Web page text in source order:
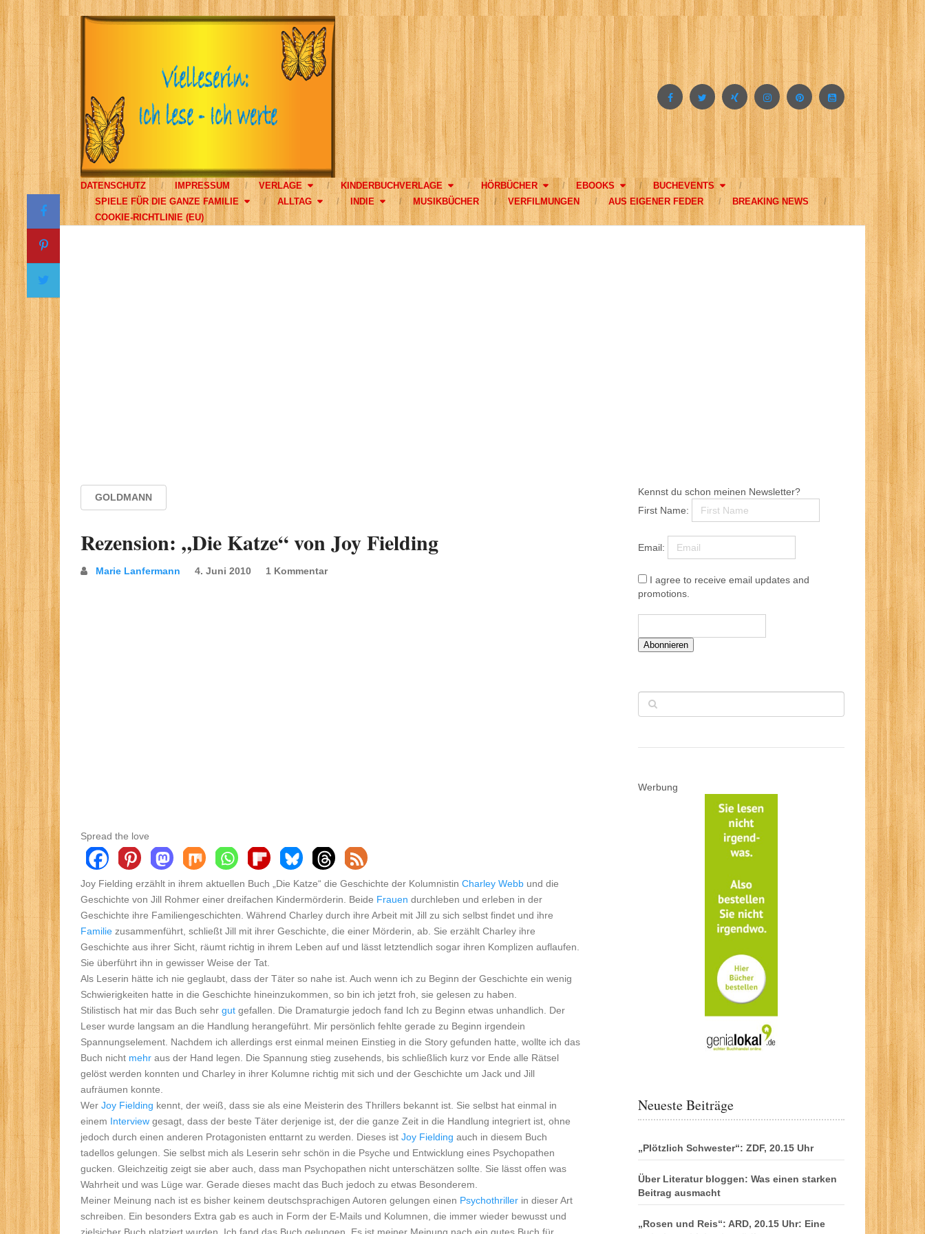
DATENSCHUTZ IMPRESSUM VERLAGE KINDERBUCHVERLAGE HÖRBÜCHER EBOOKS
BUCHEVENTS
SPIELE FÜR DIE GANZE FAMILIE
ALLTAG INDIE MUSIKBÜCHER VERFILMUNGEN AUS EIGENER FEDER
BREAKING NEWS
COOKIE-RICHTLINIE (EU)
GOLDMANN
Rezension: „Die Katze“ von Joy Fielding
Marie Lanfermann 4. Juni 2010 1 Kommentar
Spread the love
Joy Fielding erzählt in ihrem aktuellen Buch „Die Katze“ die Geschichte der Kolumnistin Charley Webb und die
Geschichte von Jill Rohmer einer dreifachen Kindermörderin. Beide Frauen durchleben und erleben in der
Geschichte ihre Familiengeschichten. Während Charley durch ihre Arbeit mit Jill zu sich selbst findet und ihre
Familie zusammenführt, schließt Jill mit ihrer Geschichte, die einer Mörderin, ab. Sie erzählt Charley ihre
Geschichte aus ihrer Sicht, räumt richtig in ihrem Leben auf und lässt letztendlich sogar ihren Komplizen auflaufen.
Sie überführt ihn in gewisser Weise der Tat.
Als Leserin hätte ich nie geglaubt, dass der Täter so nahe ist. Auch wenn ich zu Beginn der Geschichte ein wenig
Schwierigkeiten hatte in die Geschichte hineinzukommen, so bin ich jetzt froh, sie gelesen zu haben.
Stilistisch hat mir das Buch sehr gut gefallen. Die Dramaturgie jedoch fand Ich zu Beginn etwas unhandlich. Der
Leser wurde langsam an die Handlung herangeführt. Mir persönlich fehlte gerade zu Beginn irgendein
Spannungselement. Nachdem ich allerdings erst einmal meinen Einstieg in die Story gefunden hatte, wollte ich das
Buch nicht mehr aus der Hand legen. Die Spannung stieg zusehends, bis schließlich kurz vor Ende alle Rätsel
gelöst werden konnten und Charley in ihrer Kolumne richtig mit sich und der Geschichte um Jack und Jill
aufräumen konnte.
Wer Joy Fielding kennt, der weiß, dass sie als eine Meisterin des Thrillers bekannt ist. Sie selbst hat einmal in
einem Interview gesagt, dass der beste Täter derjenige ist, der die ganze Zeit in die Handlung integriert ist, ohne
jedoch durch einen anderen Protagonisten enttarnt zu werden. Dieses ist Joy Fielding auch in diesem Buch
tadellos gelungen. Sie selbst mich als Leserin sehr schön in die Psyche und Entwicklung eines Psychopathen
gucken. Gleichzeitig zeigt sie aber auch, dass man Psychopathen nicht unterschätzen sollte. Sie lässt offen was
Wahrheit und was Lüge war. Gerade dieses macht das Buch jedoch zu etwas Besonderem.
Meiner Meinung nach ist es bisher keinem deutschsprachigen Autoren gelungen einen Psychothriller in dieser Art
schreiben. Ein besonders Extra gab es auch in Form der E-Mails und Kolumnen, die immer wieder bewusst und
Kennst du schon meinen Newsletter?
First Name:
Email:
I agree to receive email updates and
promotions.
Abonnieren
Werbung
Neueste Beiträge
„Plötzlich Schwester“: ZDF, 20.15 Uhr
Über Literatur bloggen: Was einen starken
Beitrag ausmacht
„Rosen und Reis“: ARD, 20.15 Uhr: Eine